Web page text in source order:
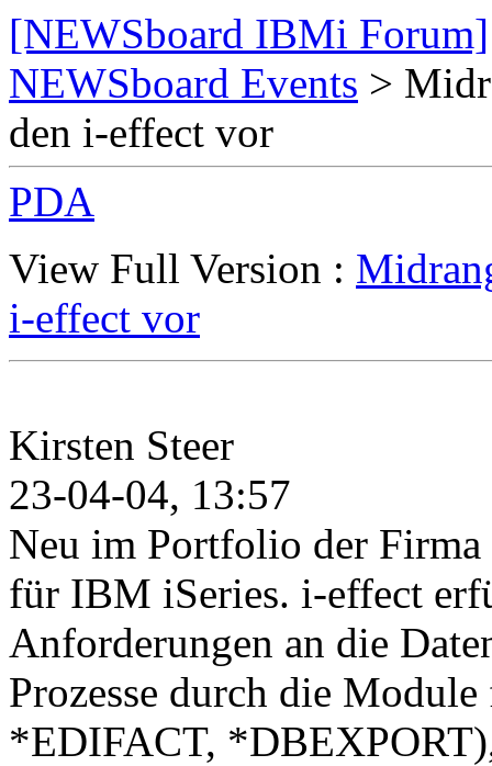
[NEWSboard IBMi Forum]
NEWSboard Events >
den i-effect vor
PDA
View Full Version :
i-effect vor
Kirsten Steer
23-04-04, 13:57
Neu im Portfolio der
für IBM iSeries. i-effect
Anforderungen an die
Prozesse durch die
*EDIFACT,